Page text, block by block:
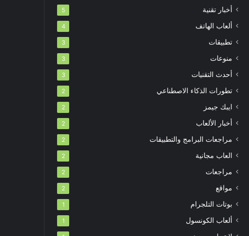
أخبار تقنية 5
ألعاب الهاتف 4
تطبيقات 3
منوعات 3
أحدث التقنيات 3
تطورات الذكاء الاصطناعي 2
ايبك جيمز 2
أخبار الألعاب 2
مراجعات البرامج والتطبيقات 2
العاب مجانية 2
مراجعات 2
مواقع 2
بوتات التلجرام 1
ألعاب الكونسول 1